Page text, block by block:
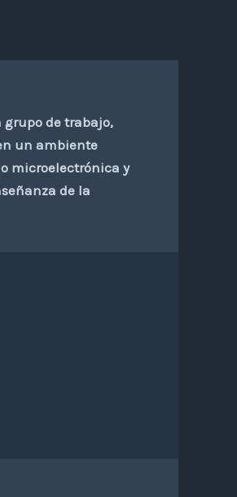
de trabajo,
un ambiente
microelectrónica y
de la